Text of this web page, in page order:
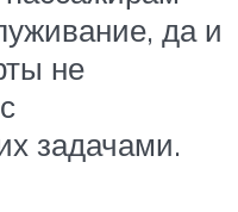
да и
не
задачами.